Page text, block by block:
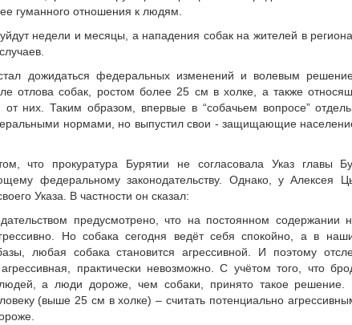
гуманного отношения к людям.
недели и месяцы, а нападения собак на жителей в
дожидаться федеральных изменений и волевым
отлова собак, ростом более 25 см в холке, а также
них. Таким образом, впервые в “собачьем вопросе”
нормами, но выпустил свои - защищающие
что прокуратура Бурятии не согласовала Указ главы
федеральному законодательству. Однако, у Алексея
Указа. В частности он сказал:
предусмотрено, что на постоянном содержании
Но собака сегодня ведёт себя спокойно, а в
любая собака становится агрессивной. И поэтому
практически невозможно. С учётом того, что
а люди дороже, чем собаки, принято такое решение.
(выше 25 см в холке) – считать потенциально